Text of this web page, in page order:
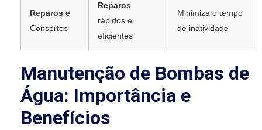
Reparos e
Consertos
Reparos
rápidos e
eficientes
Minimiza o tempo
de inatividade
Manutenção de Bombas de
Água: Importância e
Benefícios